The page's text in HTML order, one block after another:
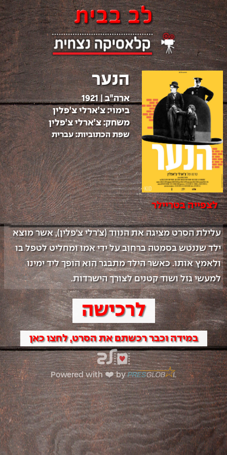
הנער
ארה"ב|
1921
בימוי:צ'ארלי צ'פלין
משחק:צ'ארלי צ'פלין
שפת הכתוביות:עברית
לצפייה בטריילר
עלילת הסרט מציגה את הנווד (צ'רלי צ'פלין), אשר מוצא
ילד שננטש בסמטה ברחוב על ידי אמו ומחליט לטפל בו
ולאמץ אותו. כאשר הילד מתבגר הוא הופך ליד ימינו
למעשי גזל ושוד קטנים לצורך הישרדות.
לרכישה
במידה וכבר רכשתם את הסרט, לחצו כאן
Powered with ❤️ by